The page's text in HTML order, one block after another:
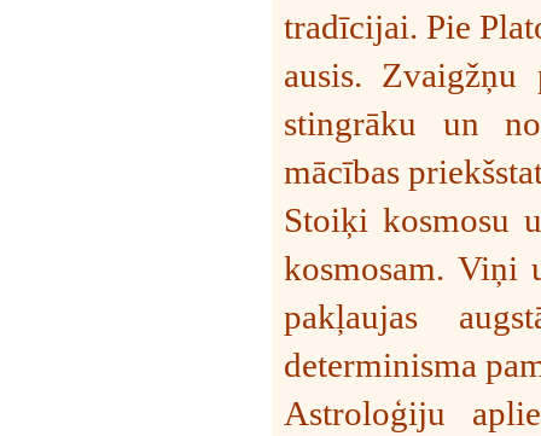
tradīcijai. Pie
ausis. Zvaigžņu
stingrāku un
mācības
Stoiķi kosmosu
kosmosam. Viņi
pakļaujas
determinisma
Astroloģiju